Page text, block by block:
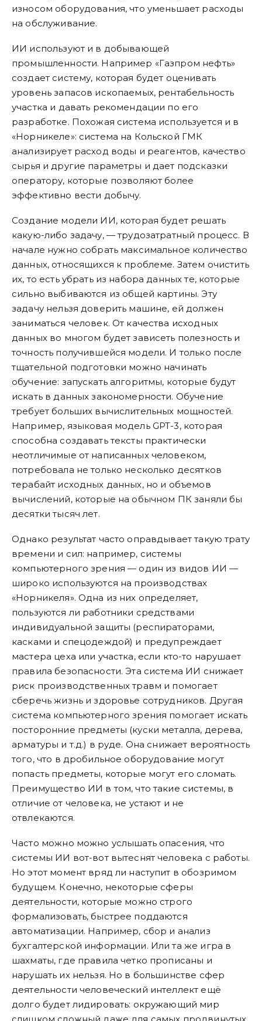
износом оборудования, что уменьшает расходы
на обслуживание.
ИИ используют и в добывающей
промышленности. Например «Газпром нефть»
создает систему, которая будет оценивать
уровень запасов ископаемых, рентабельность
участка и давать рекомендации по его
разработке. Похожая система используется и в
«Норникеле»: система на Кольской ГМК
анализирует расход воды и реагентов, качество
сырья и другие параметры и дает подсказки
оператору, которые позволяют более
эффективно вести добычу.
Создание модели ИИ, которая будет решать
какую-либо задачу, — трудозатратный процесс. В
начале нужно собрать максимальное количество
данных, относящихся к проблеме. Затем очистить
их, то есть убрать из набора данных те, которые
сильно выбиваются из общей картины. Эту
задачу нельзя доверить машине, ей должен
заниматься человек. От качества исходных
данных во многом будет зависеть полезность и
точность получившейся модели. И только после
тщательной подготовки можно начинать
обучение: запускать алгоритмы, которые будут
искать в данных закономерности. Обучение
требует больших вычислительных мощностей.
Например, языковая модель GPT-3, которая
способна создавать тексты практически
неотличимые от написанных человеком,
потребовала не только несколько десятков
терабайт исходных данных, но и объемов
вычислений, которые на обычном ПК заняли бы
десятки тысяч лет.
Однако результат часто оправдывает такую трату
времени и сил: например, системы
компьютерного зрения — один из видов ИИ —
широко используются на производствах
«Норникеля». Одна из них определяет,
пользуются ли работники средствами
индивидуальной защиты (респираторами,
касками и спецодеждой) и предупреждает
мастера цеха или участка, если кто-то нарушает
правила безопасности. Эта система ИИ снижает
риск производственных травм и помогает
сберечь жизнь и здоровье сотрудников. Другая
система компьютерного зрения помогает искать
посторонние предметы (куски металла, дерева,
арматуры и т.д.) в руде. Она снижает вероятность
того, что в дробильное оборудование могут
попасть предметы, которые могут его сломать.
Преимущество ИИ в том, что такие системы, в
отличие от человека, не устают и не
отвлекаются.
Часто можно можно услышать опасения, что
системы ИИ вот-вот вытеснят человека с работы.
Но этот момент вряд ли наступит в обозримом
будущем. Конечно, некоторые сферы
деятельности, которые можно строго
формализовать, быстрее поддаются
автоматизации. Например, сбор и анализ
бухгалтерской информации. Или та же игра в
шахматы, где правила четко прописаны и
нарушать их нельзя. Но в большинстве сфер
деятельности человеческий интеллект ещё
долго будет лидировать: окружающий мир